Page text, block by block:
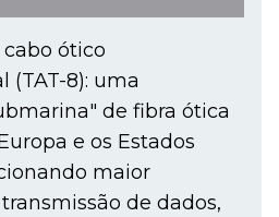
cabo ótico
(TAT-8): uma
de fibra ótica
e os Estados
maior
de dados,